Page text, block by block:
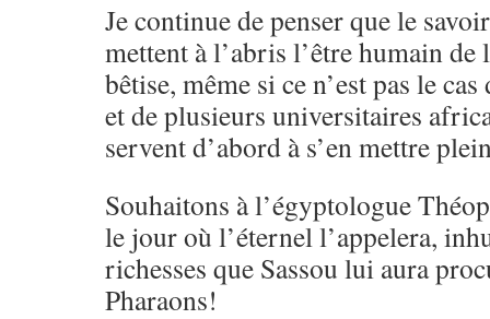
Je continue de penser que le
mettent à l’abris l’être humain
bêtise, même si ce n’est pas le
et de plusieurs universitaires
servent d’abord à s’en mettre
Souhaitons à l’égyptologue
le jour où l’éternel l’appelera,
richesses que Sassou lui aura
Pharaons!